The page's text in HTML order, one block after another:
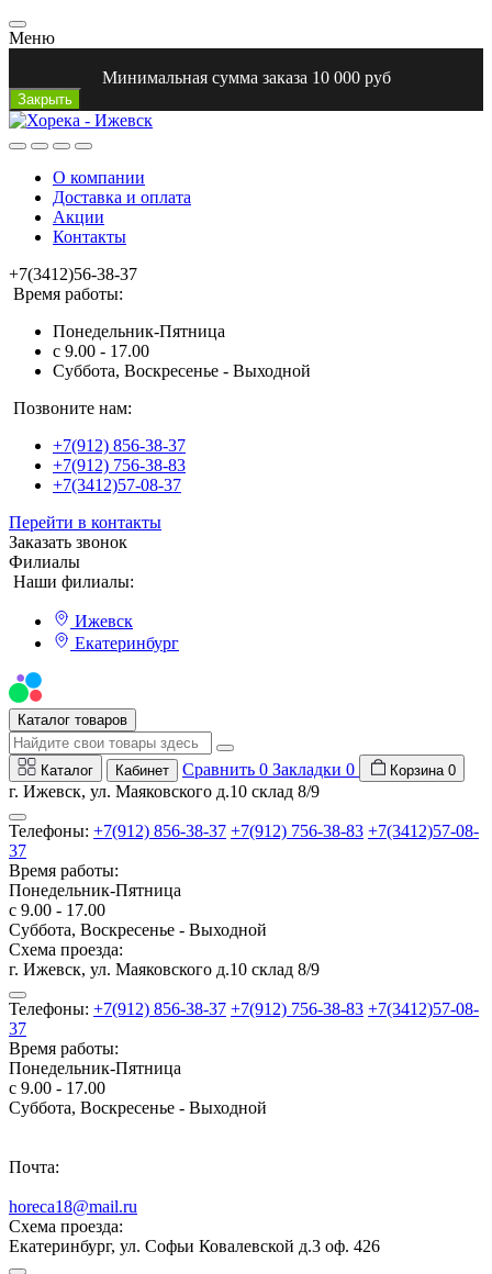
Меню
Минимальная сумма заказа 10 000 руб
Закрыть
О компании
Доставка и оплата
Акции
Контакты
+7(3412)56-38-37
Время работы:
Понедельник-Пятница
с 9.00 - 17.00
Суббота, Воскресенье - Выходной
Позвоните нам:
+7(912) 856-38-37
+7(912) 756-38-83
+7(3412)57-08-37
Перейти в контакты
Заказать звонок
Филиалы
Наши филиалы:
Ижевск
Екатеринбург
Каталог товаров
Каталог Кабинет Сравнить 0 Закладки 0 Корзина 0
г. Ижевск, ул. Маяковского д.10 склад 8/9
Телефоны: +7(912) 856-38-37 +7(912) 756-38-83 +7(3412)57-08-
37
Время работы:
Понедельник-Пятница
с 9.00 - 17.00
Суббота, Воскресенье - Выходной
Схема проезда:
г. Ижевск, ул. Маяковского д.10 склад 8/9
Телефоны: +7(912) 856-38-37 +7(912) 756-38-83 +7(3412)57-08-
37
Время работы:
Понедельник-Пятница
с 9.00 - 17.00
Суббота, Воскресенье - Выходной
Почта:
horeca18@mail.ru
Схема проезда:
Екатеринбург, ул. Софьи Ковалевской д.3 оф. 426